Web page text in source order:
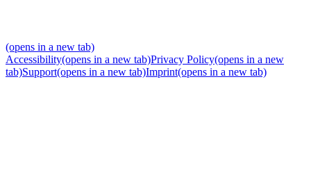
(opens in a new tab)
Accessibility(opens in a new tab)Privacy Policy(opens in a new
tab)Support(opens in a new tab)Imprint(opens in a new tab)